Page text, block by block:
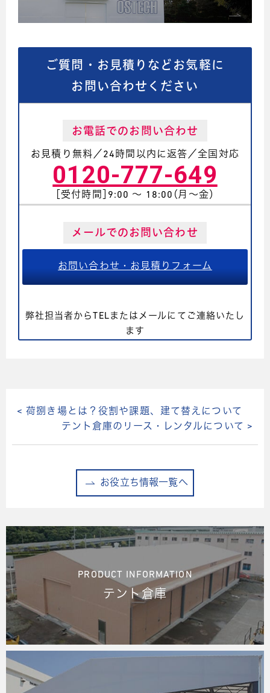
ご質問・お見積りなどお気軽に
お問い合わせください
お電話でのお問い合わせ
お見積り無料／24時間以内に返答／全国対応
0120-777-649
［受付時間］9:00 〜 18:00（月〜金）
メールでのお問い合わせ
お問い合わせ・お見積りフォーム
弊社担当者からTELまたはメールにてご連絡いたし
ます
< 荷捌き場とは？役割や課題、建て替えについて
テント倉庫のリース・レンタルについて >
お役立ち情報一覧へ
PRODUCT INFORMATION
テント倉庫